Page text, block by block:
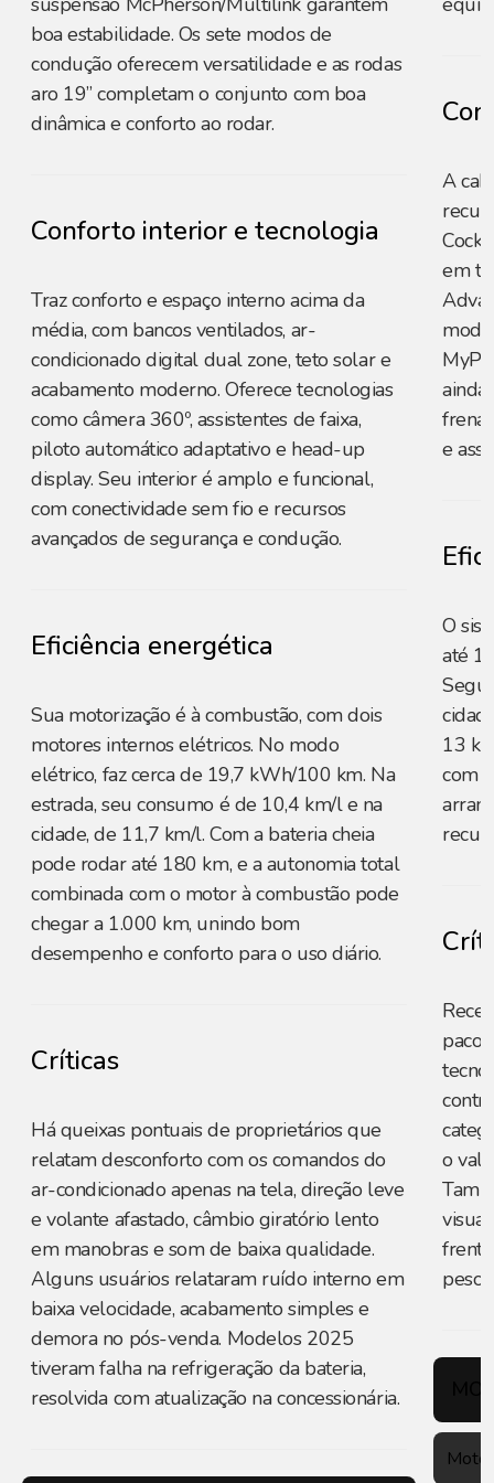
boa estabilidade. Os sete modos de
condução oferecem versatilidade e as rodas
aro 19’’ completam o conjunto com boa
dinâmica e conforto ao rodar.
Conforto interior e tecnologia
Traz conforto e espaço interno acima da
média, com bancos ventilados, ar-
condicionado digital dual zone, teto solar e
acabamento moderno. Oferece tecnologias
como câmera 360º, assistentes de faixa,
piloto automático adaptativo e head-up
display. Seu interior é amplo e funcional,
com conectividade sem fio e recursos
avançados de segurança e condução.
Eficiência energética
Sua motorização é à combustão, com dois
motores internos elétricos. No modo
elétrico, faz cerca de 19,7 kWh/100 km. Na
estrada, seu consumo é de 10,4 km/l e na
cidade, de 11,7 km/l. Com a bateria cheia
pode rodar até 180 km, e a autonomia total
combinada com o motor à combustão pode
chegar a 1.000 km, unindo bom
desempenho e conforto para o uso diário.
Críticas
Há queixas pontuais de proprietários que
relatam desconforto com os comandos do
ar-condicionado apenas na tela, direção leve
e volante afastado, câmbio giratório lento
em manobras e som de baixa qualidade.
Alguns usuários relataram ruído interno em
baixa velocidade, acabamento simples e
demora no pós-venda. Modelos 2025
tiveram falha na refrigeração da bateria,
resolvida com atualização na concessionária.
A
em
ainda
e
O
até
13
com
o
peso.